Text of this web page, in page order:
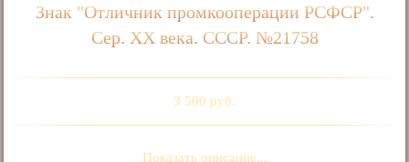
Знак "Отличник промкооперации РСФСР".
Сер. ХХ века. СССР. №21758
3 500 руб.
Показать описание...